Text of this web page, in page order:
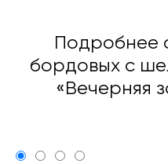
Подробнее
бордовых с
«Вечерняя